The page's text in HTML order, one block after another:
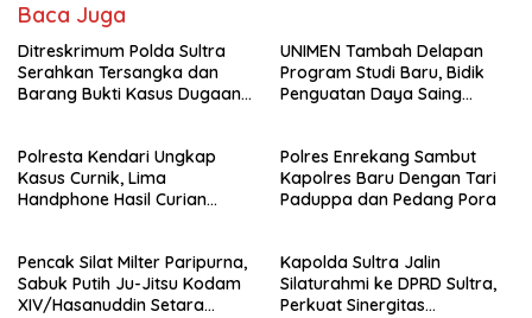
Baca Juga
Ditreskrimum Polda Sultra
Serahkan Tersangka dan
Barang Bukti Kasus Dugaan
Kejaksaan
UNIMEN Tambah Delapan
Program Studi Baru, Bidik
Penguatan Daya Saing
Polresta Kendari Ungkap
Kasus Curnik, Lima
Handphone Hasil Curian
Polres Enrekang Sambut
Kapolres Baru Dengan Tari
Paduppa dan Pedang Pora
Pencak Silat Milter Paripurna,
Sabuk Putih Ju-Jitsu Kodam
XIV/Hasanuddin Setara
Kapolda Sultra Jalin
Silaturahmi ke DPRD Sultra,
Perkuat Sinergitas